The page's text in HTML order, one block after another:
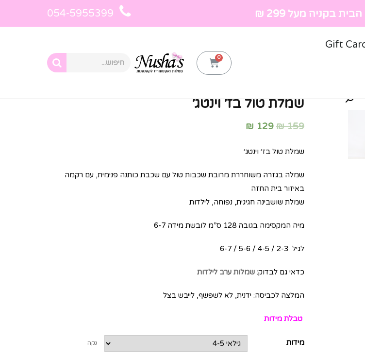
בקניה מעל 299 ₪ 054-5955399
Gift
שמלת טול בז׳ וינטג׳
159
₪
129
₪
שמלת טול בז׳ וינטג׳
שמלה בגזרה משוחררת מרובת שכבות טול עם שכבת כותנה פנימית, עם רקמה
באיזור בית החזה
שמלת שושבינה חגיגית, נפוחה, לילדות
מיה המקסימה בגובה 128 ס”מ לובשת מידה 6-7
לגיל 2-3 / 4-5 / 5-6 / 6-7
כדאי גם לבדוק: שמלות ערב לילדות
המלצה לכביסה: ידנית, לא לשפשף, לייבש בצל
טבלת מידות
מידות נקה